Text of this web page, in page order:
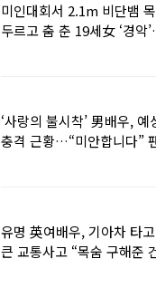
미인대회서 2.1m 비단뱀
두르고 춤 춘 19세女 ‘경악
‘사랑의 불시착’ 男배우, 예
충격 근황…“미안합니다”
유명 英여배우, 기아차 타
큰 교통사고 “목숨 구해준